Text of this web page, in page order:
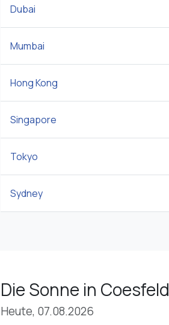
Dubai
Mumbai
Hong Kong
Singapore
Tokyo
Sydney
Die Sonne in Coesfeld
Heute, 07.08.2026